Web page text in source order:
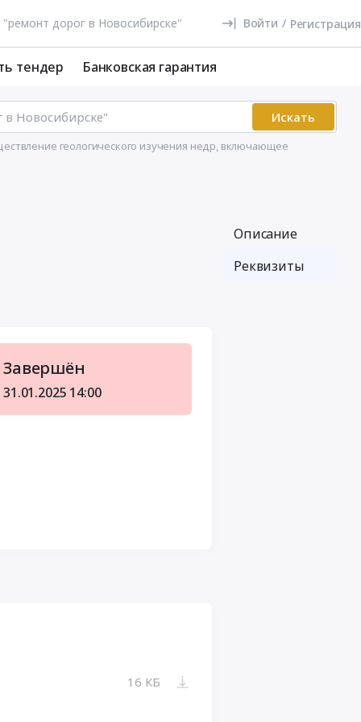
Войти / Регистрация
тендер Банковская гарантия
Искать
геологического изучения недр, включающее
Завершён
31.01.2025 14:00
16 КБ
Описание
Реквизиты